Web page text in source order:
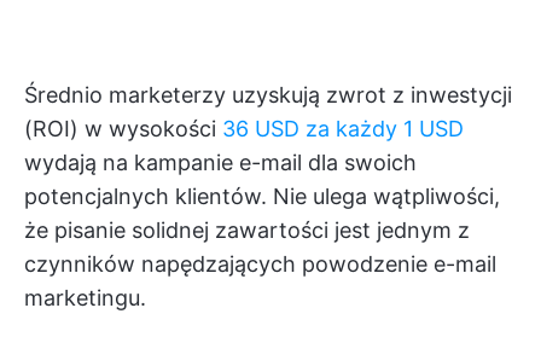
Średnio marketerzy uzyskują zwrot z inwestycji
(ROI) w wysokości 36 USD za każdy 1 USD
wydają na kampanie e-mail dla swoich
potencjalnych klientów. Nie ulega wątpliwości,
że pisanie solidnej zawartości jest jednym z
czynników napędzających powodzenie e-mail
marketingu.